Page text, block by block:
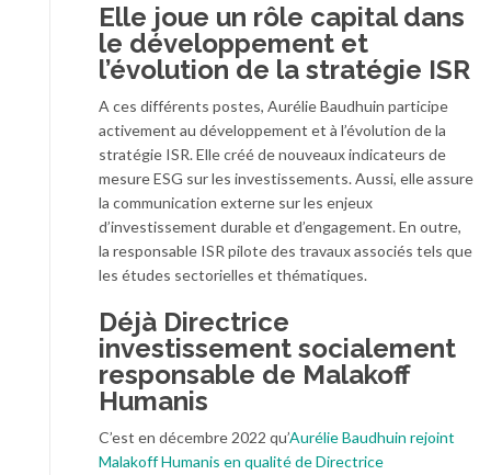
Elle joue un rôle capital dans
le développement et
l’évolution de la stratégie ISR
A ces différents postes, Aurélie Baudhuin participe
activement au développement et à l’évolution de la
stratégie ISR. ​​​​​Elle créé de nouveaux indicateurs de
mesure ESG sur les investissements. Aussi, elle assure
la communication externe sur les enjeux
d’investissement durable et d’engagement. En outre,
la responsable ISR pilote des travaux associés tels que
les études sectorielles et thématiques.​​​​​
Déjà Directrice
investissement socialement
responsable de Malakoff
Humanis
C’est en décembre 2022 qu’Aurélie Baudhuin rejoint
Malakoff Humanis en qualité de Directrice